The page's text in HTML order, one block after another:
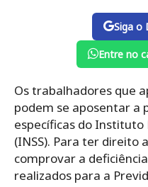
Siga o
Entre no
Os trabalhadores que
podem se aposentar a
específicas do Instituto
(INSS). Para ter direito
comprovar a
realizados para a